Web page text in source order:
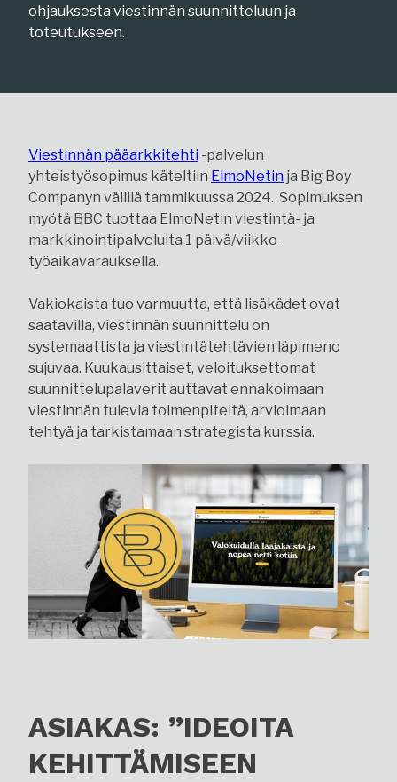
ohjauksesta viestinnän suunnitteluun ja
toteutukseen.
Viestinnän pääarkkitehti -palvelun
yhteistyösopimus käteltiin ElmoNetin ja Big Boy
Companyn välillä tammikuussa 2024. Sopimuksen
myötä BBC tuottaa ElmoNetin viestintä- ja
markkinointipalveluita 1 päivä/viikko-
työaikavarauksella.
Vakiokaista tuo varmuutta, että lisäkädet ovat
saatavilla, viestinnän suunnittelu on
systemaattista ja viestintätehtävien läpimeno
sujuvaa. Kuukausittaiset, veloituksettomat
suunnittelupalaverit auttavat ennakoimaan
viestinnän tulevia toimenpiteitä, arvioimaan
tehtyä ja tarkistamaan strategista kurssia.
ASIAKAS: ”IDEOITA
KEHITTÄMISEEN